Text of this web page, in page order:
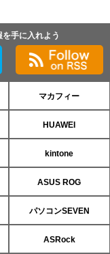
手に入れよう
マカフィー
HUAWEI
kintone
ASUS ROG
パソコンSEVEN
ASRock